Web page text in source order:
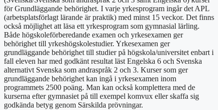
för Grundläggande behörighet. I varje yrkesprogram ingår det APL
(arbetsplatsförlagt lärande är praktik) med minst 15 veckor. Det finns
också möjlighet att läsa ett yrkesprogram som gymnasial lärling.
Både högskoleförberedande examen och yrkesexamen ger
behörighet till yrkeshögskolestudier. Yrkesexamen ger
grundläggande behörighet till studier på högskola/universitet enbart i
fall eleven har med godkänt resultat läst Engelska 6 och Svenska
alternativt Svenska som andraspråk 2 och 3. Kurser som ger
grundläggande behörighet kan ingå i yrkesexamen inom
programmets 2500 poäng. Man kan också komplettera med de
kurserna efter gymnasiet på till exempel komvux eller skaffa sig
godkända betyg genom Särskilda prövningar.